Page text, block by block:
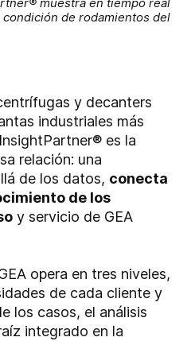
de rodamientos del
y decanters
industriales más
es la
relación: una
de los datos, conecta
de los
y servicio de GEA
opera en tres niveles,
de cada cliente y
los casos, el análisis
integrado en la